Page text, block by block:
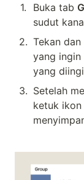
1. Buka tab
sudut
2. Tekan
yang ingin
yang
3. Setelah
ketuk ikon